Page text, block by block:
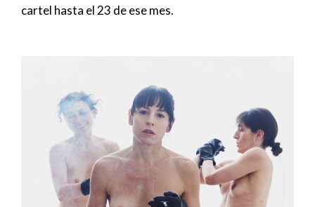
cartel hasta el 23 de ese mes.